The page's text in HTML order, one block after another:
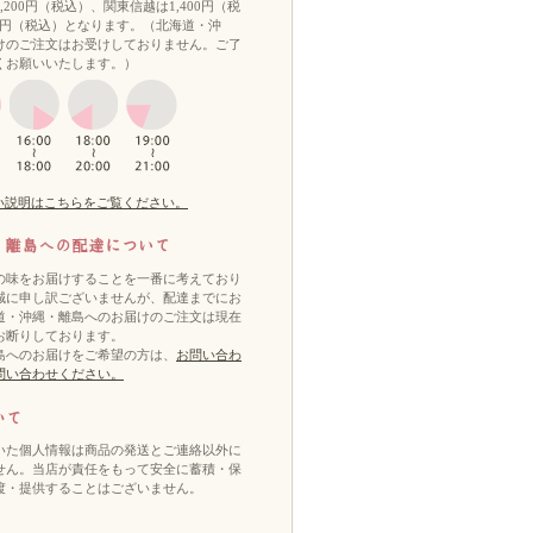
円（税込）、関東信越は1,400円（税
（税込）となります。（北海道・沖
のご注文はお受けしておりません。ご了
願いいたします。）
明はこちらをご覧ください。
味をお届けすることを一番に考えており
に申し訳ございませんが、配達までにお
・沖縄・離島へのお届けのご注文は現在
りしております。
のお届けをご希望の方は、 お問い合わ
合わせください。
た個人情報は商品の発送とご連絡以外に
ん。当店が責任をもって安全に蓄積・保
提供することはございません。